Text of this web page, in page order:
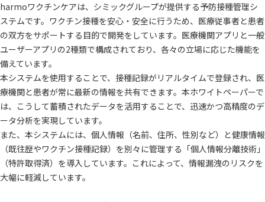
harmoワクチンケアは、シミックグループが提供する予防接種管理シ
ステムです。ワクチン接種を安心・安全に行うため、医療従事者と患者
の双方をサポートする目的で開発をしています。医療機関アプリと一般
ユーザーアプリの2種類で構成されており、各々の立場に応じた機能を
備えています。
本システムを使用することで、接種記録がリアルタイムで登録され、医
療機関と患者が常に最新の情報を共有できます。本ホワイトペーパーで
は、こうして蓄積されたデータを活用することで、迅速かつ高精度のデ
ータ分析を実現しています。
また、本システムには、個人情報（名前、住所、性別など）と健康情報
（既往歴やワクチン接種記録）を別々に管理する「個人情報分離技術」
（特許取得済）を導入しています。これによって、情報漏洩のリスクを
大幅に軽減しています。